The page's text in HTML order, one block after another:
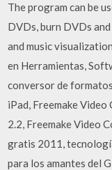
The program can be
DVDs, burn DVDs
and music
en Herramientas,
conversor de
iPad, Freemake
2.2, Freemake Video
gratis 2011,
para los amantes del